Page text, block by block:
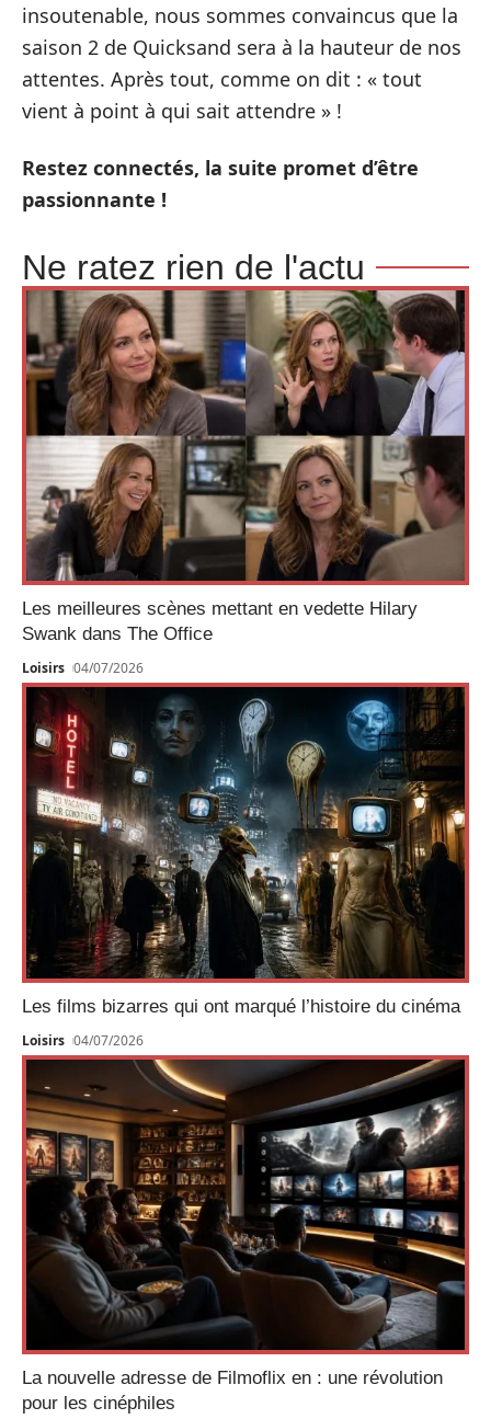
insoutenable, nous sommes convaincus que la
saison 2 de Quicksand sera à la hauteur de nos
attentes. Après tout, comme on dit : « tout
vient à point à qui sait attendre » !
Restez connectés, la suite promet d’être
passionnante !
Ne ratez rien de l'actu
Les meilleures scènes mettant en vedette Hilary
Swank dans The Office
Loisirs 04/07/2026
Les films bizarres qui ont marqué l’histoire du cinéma
Loisirs 04/07/2026
La nouvelle adresse de Filmoflix en : une révolution
pour les cinéphiles